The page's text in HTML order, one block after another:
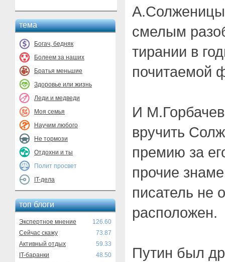
тема
Богач, бедняк
Болеем за наших
Братья меньшие
Здоровье или жизнь
Леди и медведи
Моя семья
Научим любого
Не тормози
Отдохни и ты
Полит просвет
IT-дела
топ блоги
Экспертное мнение
126.60
Сейчас скажу
73.87
Активный отдых
59.33
IT-баранки
48.50
смелым
тирании в
почитаемой
И
вручить
премию за
прочие
писатель не
расположен.
Путин был